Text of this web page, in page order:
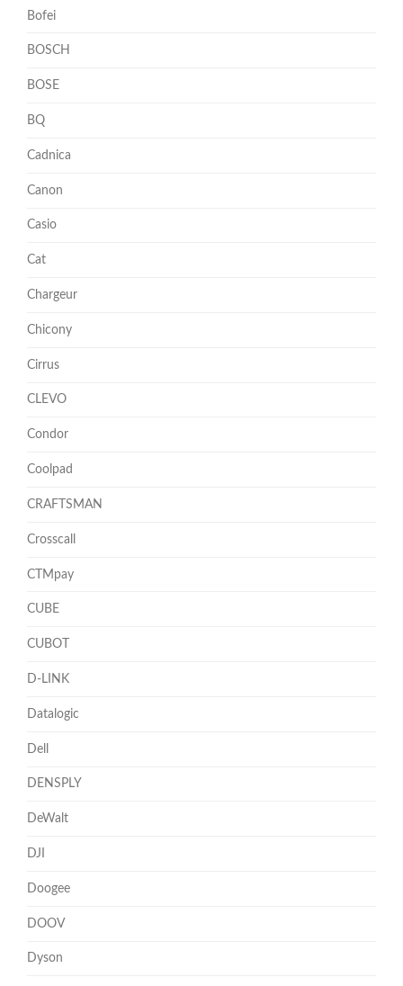
Bofei
BOSCH
BOSE
BQ
Cadnica
Canon
Casio
Cat
Chargeur
Chicony
Cirrus
CLEVO
Condor
Coolpad
CRAFTSMAN
Crosscall
CTMpay
CUBE
CUBOT
D-LINK
Datalogic
Dell
DENSPLY
DeWalt
DJI
Doogee
DOOV
Dyson